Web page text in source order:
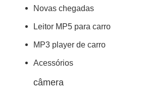
Novas chegadas
Leitor MP5 para carro
MP3 player de carro
Acessórios
câmera